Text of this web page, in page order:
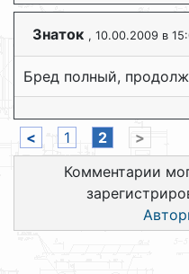
Знаток , 10.00.2009 в
Бред полный,
< 1 2
>
Комментарии